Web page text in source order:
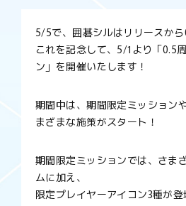
5/5で、囲碁シルはリリースから
これを記念して、5/1より「0.5
ン」を開催いたします！
期間中は、期間限定ミッション
まざまな施策がスタート！
期間限定ミッションでは、さま
ムに加え、
限定プレイヤーアイコン3種が登